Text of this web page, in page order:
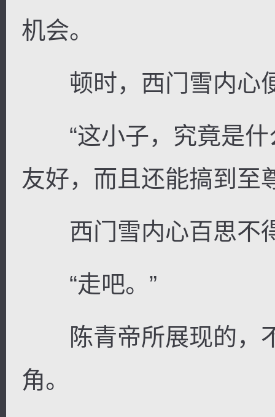
机会。
顿时，西门雪内心
“这小子，究竟是什
友好，而且还能搞到至
西门雪内心百思不
“走吧。”
陈青帝所展现的，
角。